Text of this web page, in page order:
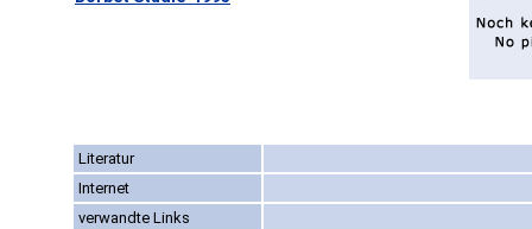
Literatur
Internet
verwandte Links